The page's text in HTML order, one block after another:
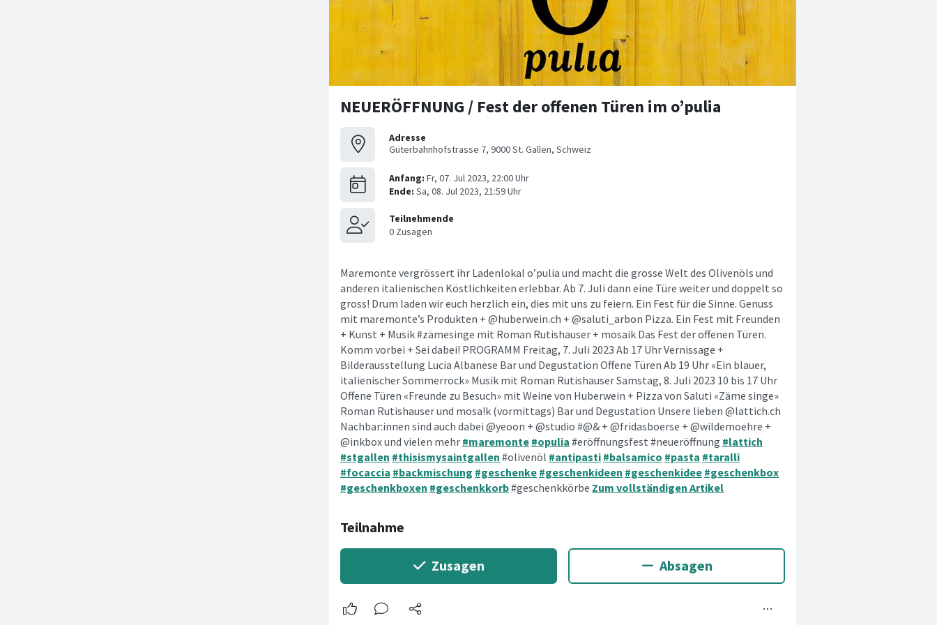
NEUERÖFFNUNG / Fest der offenen Türen im o’pulia
Adresse
Güterbahnhofstrasse 7, 9000 St. Gallen, Schweiz
Maremonte vergrössert ihr Ladenlokal o’pulia und macht die grosse Welt des Olivenöls und
anderen italienischen Köstlichkeiten erlebbar. Ab 7. Juli dann eine Türe weiter und doppelt so
gross! Drum laden wir euch herzlich ein, dies mit uns zu feiern. Ein Fest für die Sinne. Genuss
mit maremonte’s Produkten + @huberwein.ch + @saluti_arbon Pizza. Ein Fest mit Freunden
+ Kunst + Musik #zämesinge mit Roman Rutishauser + mosaik Das Fest der offenen Türen.
Komm vorbei + Sei dabei! PROGRAMM Freitag, 7. Juli 2023 Ab 17 Uhr Vernissage +
Bilderausstellung Lucia Albanese Bar und Degustation Offene Türen Ab 19 Uhr «Ein blauer,
italienischer Sommerrock» Musik mit Roman Rutishauser Samstag, 8. Juli 2023 10 bis 17 Uhr
Offene Türen «Freunde zu Besuch» mit Weine von Huberwein + Pizza von Saluti «Zäme singe»
Roman Rutishauser und mosa!k (vormittags) Bar und Degustation Unsere lieben @lattich.ch
Nachbar:innen sind auch dabei @yeoon + @studio #@& + @fridasboerse + @wildemoehre +
@inkbox und vielen mehr #maremonte #opulia #eröffnungsfest #neueröffnung #lattich
#stgallen #thisismysaintgallen #olivenöl #antipasti #balsamico #pasta #taralli
#focaccia #backmischung #geschenke #geschenkideen #geschenkidee #geschenkbox
#geschenkboxen #geschenkkorb#geschenkkörbe Zum vollständigen Artikel